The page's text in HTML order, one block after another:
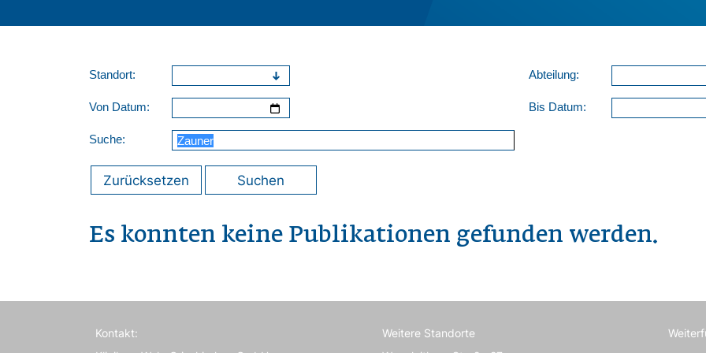
Standort: Abteilung:
Von Datum: Bis Datum:
Suche:
Zurücksetzen Suchen
Es konnten keine Publikationen gefunden werden.
Kontakt:
Weitere Standorte